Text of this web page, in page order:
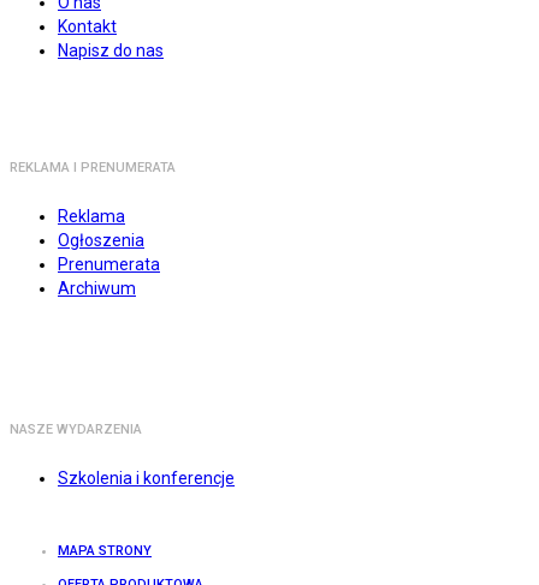
Kontakt
Napisz do nas
REKLAMA I PRENUMERATA
Reklama
Ogłoszenia
Prenumerata
Archiwum
NASZE WYDARZENIA
Szkolenia i konferencje
MAPA STRONY